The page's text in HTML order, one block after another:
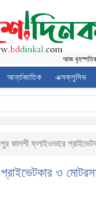
আজ
আর্ন্তজাতিক এক্সক্লুসিভ
কালশী ফ্লাইওভারে
ও